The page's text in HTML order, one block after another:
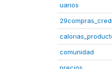
uarios
comunidad